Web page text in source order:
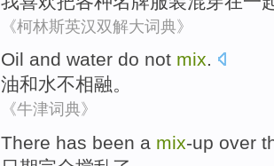
《柯林斯英汉双解大词典》
Oil and water do not mix.
油和水不相融。
《牛津词典》
There has been a mix-up over